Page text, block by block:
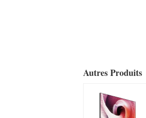
Autres Produits